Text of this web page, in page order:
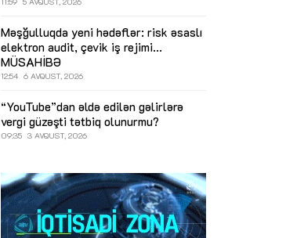
Məşğulluqda yeni hədəflər: risk əsaslı
elektron audit, çevik iş rejimi...
MÜSAHİBƏ
12:54 6 AVQUST, 2026
“YouTube”dan əldə edilən gəlirlərə
vergi güzəşti tətbiq olunurmu?
09:35 3 AVQUST, 2026